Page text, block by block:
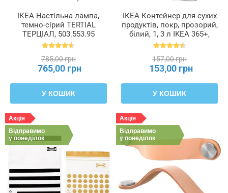
ІКЕА Настільна лампа,
темно-сірий TERTIAL
ТЕРЦІАЛ, 503.553.95
785,00 грн
765,00 грн
У КОШИК
ІКЕА Контейнер для сухих
продуктів, покр, прозорий,
білий, 1, 3 л IKEA 365+,
800.667.23
157,00 грн
153,00 грн
У КОШИК
Акція
Відправимо
у понеділок
Акція
Відправимо
у понеділок